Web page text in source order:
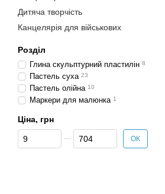
Дитяча творчість
Канцелярія для військових
Розділ
Глина скульптурний пластилін 8
Пастель суха 23
Пастель олійна 10
Маркери для малюнка 1
Ціна, грн
Від Ціна, грн
До Ціна, грн ОК